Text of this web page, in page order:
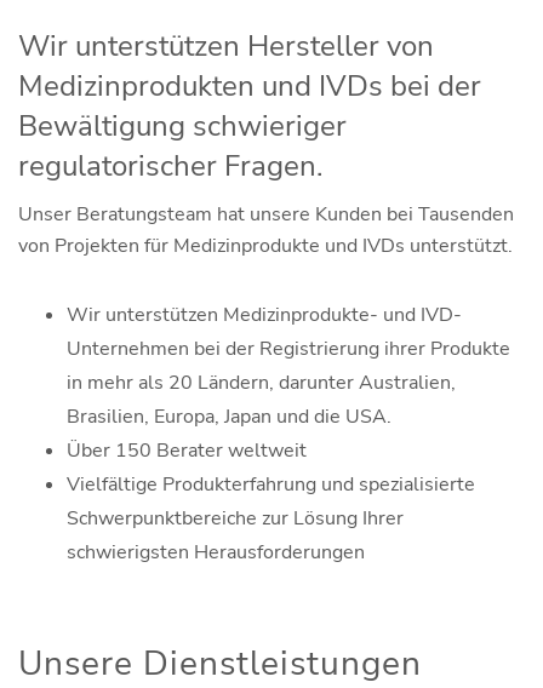
Wir unterstützen Hersteller von
Medizinprodukten und IVDs bei der
Bewältigung schwieriger
regulatorischer Fragen.
Unser Beratungsteam hat unsere Kunden bei Tausenden
von Projekten für Medizinprodukte und IVDs unterstützt.
Wir unterstützen Medizinprodukte- und IVD-
Unternehmen bei der Registrierung ihrer Produkte
in mehr als 20 Ländern, darunter Australien,
Brasilien, Europa, Japan und die USA.
Über 150 Berater weltweit
Vielfältige Produkterfahrung und spezialisierte
Schwerpunktbereiche zur Lösung Ihrer
schwierigsten Herausforderungen
Unsere Dienstleistungen